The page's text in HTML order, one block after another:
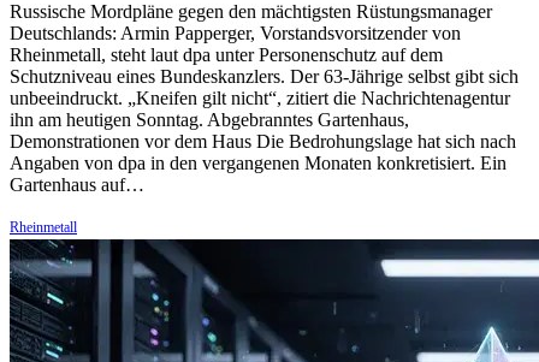
Russische Mordpläne gegen den mächtigsten Rüstungsmanager
Deutschlands: Armin Papperger, Vorstandsvorsitzender von
Rheinmetall, steht laut dpa unter Personenschutz auf dem
Schutzniveau eines Bundeskanzlers. Der 63-Jährige selbst gibt sich
unbeeindruckt. „Kneifen gilt nicht“, zitiert die Nachrichtenagentur
ihn am heutigen Sonntag. Abgebranntes Gartenhaus,
Demonstrationen vor dem Haus Die Bedrohungslage hat sich nach
Angaben von dpa in den vergangenen Monaten konkretisiert. Ein
Gartenhaus auf…
Rheinmetall